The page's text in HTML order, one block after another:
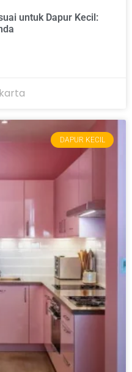
untuk Dapur Kecil:
DAPUR KECIL